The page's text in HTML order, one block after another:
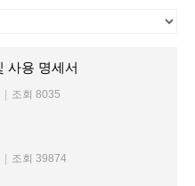
사용 명세서
| 조회 8035
| 조회 39874